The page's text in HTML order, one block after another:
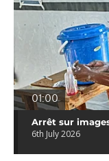
01:00
Arrêt sur
6th July 2026